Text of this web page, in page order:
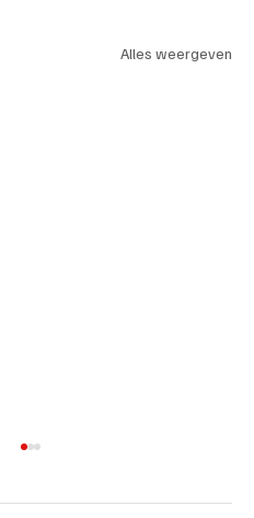
Alles weergeven